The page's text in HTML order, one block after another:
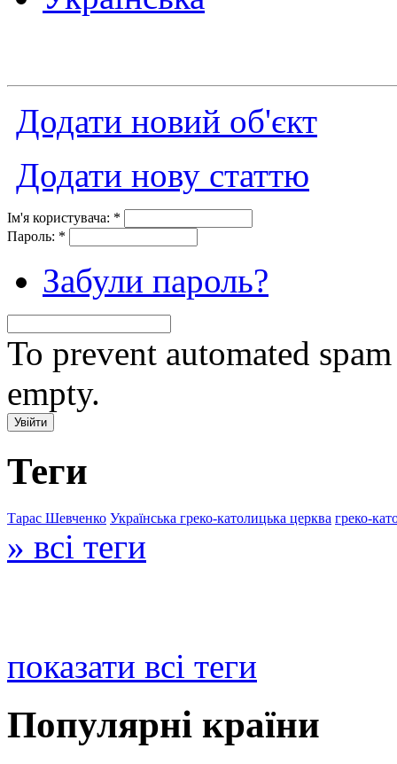
Додати новий об'єкт
Додати нову статтю
Ім'я користувача: *
Пароль: *
Забули пароль?
To prevent automated
empty.
Теги
Тарас Шевченко Українська греко-католицька церква греко-
» всі теги
показати всі теги
Популярні країни